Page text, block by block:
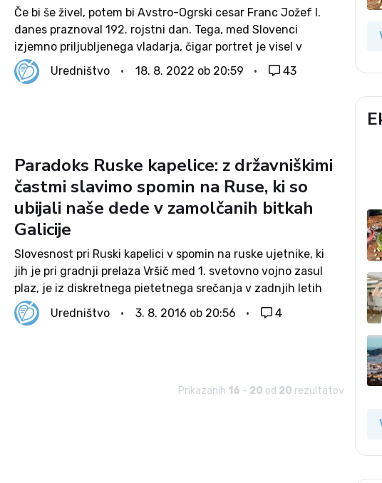
Če bi še živel, potem bi Avstro-Ogrski cesar Franc Jožef I.
danes praznoval 192. rojstni dan. Tega, med Slovenci
izjemno priljubljenega vladarja, čigar portret je visel v
marsikaterem slovenskem domu, se danes ne spominja
skorajda nihče. Morda še največ po...
Uredništvo 18. 8. 2022 ob 20:59 43
Paradoks Ruske kapelice: z državniškimi
častmi slavimo spomin na Ruse, ki so
ubijali naše dede v zamolčanih bitkah
Galicije
Slovesnost pri Ruski kapelici v spomin na ruske ujetnike, ki
jih je pri gradnji prelaza Vršič med 1. svetovno vojno zasul
plaz, je iz diskretnega pietetnega srečanja v zadnjih letih
prerasel v prvovrsten politični dogodek meddržavnega
nivoja, ki se ga...
Uredništvo 3. 8. 2016 ob 20:56 4
Prikazanih 16 - 20 od 20 rezultatov